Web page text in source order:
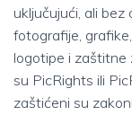
uključujući, ali bez
fotografije,
logotipe i zaštitne
su PicRights ili
zaštićeni su